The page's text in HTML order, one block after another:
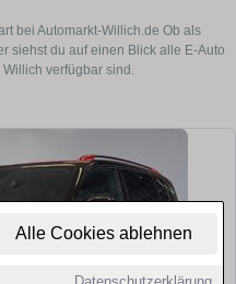
Alle Cookies ablehnen
bei Automarkt-Willich.de Ob als
siehst du auf einen Blick alle E-Auto
verfügbar sind.